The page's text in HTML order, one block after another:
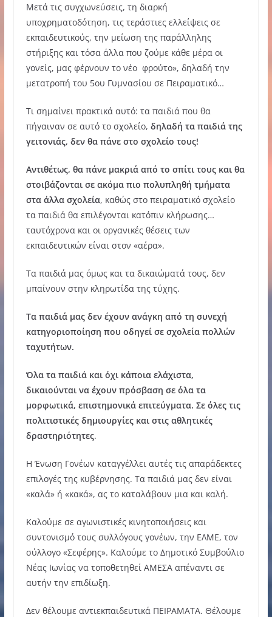
Μετά τις συγχωνεύσεις, τη διαρκή
υποχρηματοδότηση, τις τεράστιες ελλείψεις σε
εκπαιδευτικούς, την μείωση της παράλληλης
στήριξης και τόσα άλλα που ζούμε κάθε μέρα οι
γονείς, μας φέρνουν το νέο φρούτο», δηλαδή την
μετατροπή του 5ου Γυμνασίου σε Πειραματικό…
Τι σημαίνει πρακτικά αυτό: τα παιδιά που θα
πήγαιναν σε αυτό το σχολείο, δηλαδή τα παιδιά της
γειτονιάς, δεν θα πάνε στο σχολείο τους!
Αντιθέτως, θα πάνε μακριά από το σπίτι τους και θα
στοιβάζονται σε ακόμα πιο πολυπληθή τμήματα
στα άλλα σχολεία, καθώς στο πειραματικό σχολείο
τα παιδιά θα επιλέγονται κατόπιν κλήρωσης…
ταυτόχρονα και οι οργανικές θέσεις των
εκπαιδευτικών είναι στον «αέρα».
Τα παιδιά μας όμως και τα δικαιώματά τους, δεν
μπαίνουν στην κληρωτίδα της τύχης.
Τα παιδιά μας δεν έχουν ανάγκη από τη συνεχή
κατηγοριοποίηση που οδηγεί σε σχολεία πολλών
ταχυτήτων.
Όλα τα παιδιά και όχι κάποια ελάχιστα,
δικαιούνται να έχουν πρόσβαση σε όλα τα
μορφωτικά, επιστημονικά επιτεύγματα. Σε όλες τις
πολιτιστικές δημιουργίες και στις αθλητικές
δραστηριότητες.
Η Ένωση Γονέων καταγγέλλει αυτές τις απαράδεκτες
επιλογές της κυβέρνησης. Τα παιδιά μας δεν είναι
«καλά» ή «κακά», ας το καταλάβουν μια και καλή.
Καλούμε σε αγωνιστικές κινητοποιήσεις και
συντονισμό τους συλλόγους γονέων, την ΕΛΜΕ, τον
σύλλογο «Σεφέρης». Καλούμε το Δημοτικό Συμβούλιο
Νέας Ιωνίας να τοποθετηθεί ΑΜΕΣΑ απέναντι σε
αυτήν την επιδίωξη.
Δεν θέλουμε αντιεκπαιδευτικά ΠΕΙΡΑΜΑΤΑ. Θέλουμε